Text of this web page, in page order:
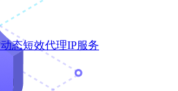
态短效代理IP服务